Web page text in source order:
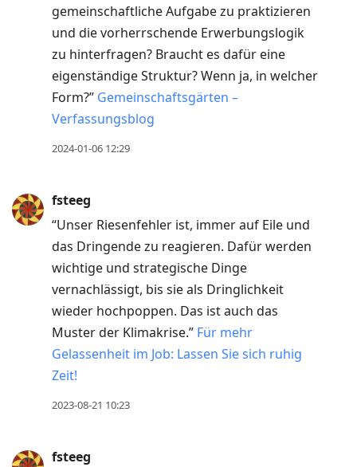
gemeinschaftliche Aufgabe zu praktizieren
und die vorherrschende Erwerbungslogik
zu hinterfragen? Braucht es dafür eine
eigenständige Struktur? Wenn ja, in welcher
Form?” Gemeinschaftsgärten –
Verfassungsblog
2024-01-06 12:29
fsteeg
“Unser Riesenfehler ist, immer auf Eile und
das Dringende zu reagieren. Dafür werden
wichtige und strategische Dinge
vernachlässigt, bis sie als Dringlichkeit
wieder hochpoppen. Das ist auch das
Muster der Klimakrise.” Für mehr
Gelassenheit im Job: Lassen Sie sich ruhig
Zeit!
2023-08-21 10:23
fsteeg